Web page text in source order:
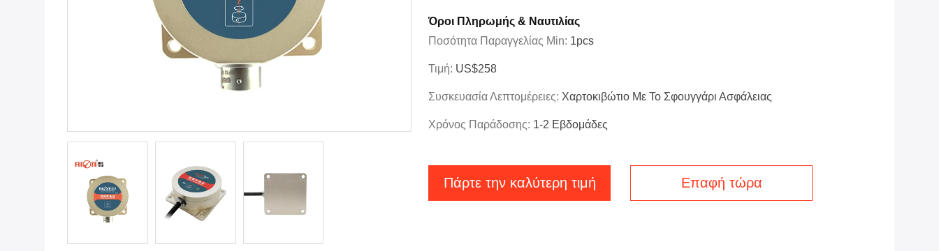
Όροι Πληρωμής & Ναυτιλίας
Ποσότητα Παραγγελίας Min: 1pcs
Τιμή: US$258
Συσκευασία Λεπτομέρειες: Χαρτοκιβώτιο Με Το Σφουγγάρι Ασφάλειας
Χρόνος Παράδοσης: 1-2 Εβδομάδες
Πάρτε την καλύτερη τιμή Επαφή τώρα